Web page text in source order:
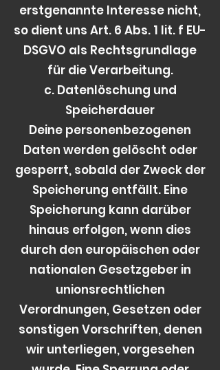
erstgenannte Interesse nicht,
so dient uns Art. 6 Abs. 1 lit. f EU-
DSGVO als Rechtsgrundlage
für die Verarbeitung.
c. Datenlöschung und
Speicherdauer
Deine personenbezogenen
Daten werden gelöscht oder
gesperrt, sobald der Zweck der
Speicherung entfällt. Eine
Speicherung kann darüber
hinaus erfolgen, wenn dies
durch den europäischen oder
nationalen Gesetzgeber in
unionsrechtlichen
Verordnungen, Gesetzen oder
sonstigen Vorschriften, denen
wir unterliegen, vorgesehen